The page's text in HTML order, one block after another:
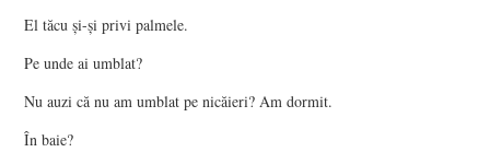
El tăcu şi-şi privi palmele.
Pe unde ai umblat?
Nu auzi că nu am umblat pe nicăieri? Am dormit.
În baie?